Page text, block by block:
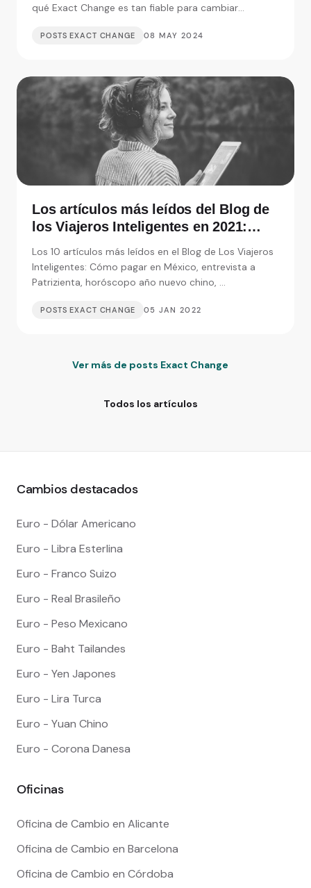
qué Exact Change es tan fiable para cambiar
POSTS EXACT CHANGE 08 MAY 2024
Los artículos más leídos del Blog de
los Viajeros Inteligentes en 2021:
extranjeras
Los 10 artículos más leídos en el Blog de Los Viajeros
Inteligentes: Cómo pagar en México, entrevista a
Patrizienta, horóscopo año nuevo chino, ...
POSTS EXACT CHANGE 05 JAN 2022
Ver más de posts Exact Change
Todos los artículos
Cambios destacados
Euro - Dólar Americano
Euro - Libra Esterlina
Euro - Franco Suizo
Euro - Real Brasileño
Euro - Peso Mexicano
Euro - Baht Tailandes
Euro - Yen Japones
Euro - Lira Turca
Euro - Yuan Chino
Euro - Corona Danesa
Oficinas
Oficina de Cambio en Alicante
Oficina de Cambio en Barcelona
Oficina de Cambio en Córdoba